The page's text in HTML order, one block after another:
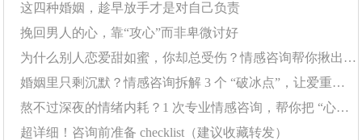
钱的数字可能会比较庞大，如果是这样的话，就没有什么
好讨论的，包括我刚才例举的这位朋友，也并不是什么大
富大贵，所以并不是因为钱。
这四种婚姻，趁早放手才是对自己负责
挽回男人的心，靠“攻心”而非卑微讨好
为什么别人恋爱甜如蜜，你却总受伤？情感咨询帮你揪出 “情感盲区”
婚姻里只剩沉默？情感咨询拆解 3 个 “破冰点”，让爱重新流动
熬不过深夜的情绪内耗？1 次专业情感咨询，帮你把 “心结” 捋顺
超详细！咨询前准备 checklist（建议收藏转发）